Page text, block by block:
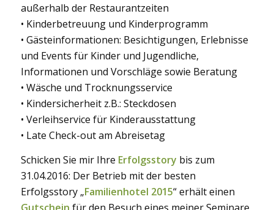
außerhalb der Restaurantzeiten
• Kinderbetreuung und Kinderprogramm
• Gästeinformationen: Besichtigungen, Erlebnisse
und Events für Kinder und Jugendliche,
Informationen und Vorschläge sowie Beratung
• Wäsche und Trocknungsservice
• Kindersicherheit z.B.: Steckdosen
• Verleihservice für Kinderausstattung
• Late Check-out am Abreisetag
Schicken Sie mir Ihre Erfolgsstory bis zum
31.04.2016: Der Betrieb mit der besten
Erfolgsstory „Familienhotel 2015“ erhält einen